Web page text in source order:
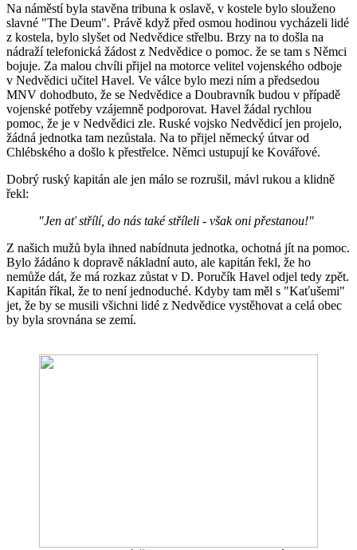
Na náměstí byla stavěna tribuna k oslavě, v kostele bylo slouženo
slavné "The Deum". Právě když před osmou hodinou vycházeli lidé
z kostela, bylo slyšet od Nedvědice střelbu. Brzy na to došla na
nádraží telefonická žádost z Nedvědice o pomoc. že se tam s Němci
bojuje. Za malou chvíli přijel na motorce velitel vojenského odboje
v Nedvědici učitel Havel. Ve válce bylo mezi ním a předsedou
MNV dohodbuto, že se Nedvědice a Doubravník budou v případě
vojenské potřeby vzájemně podporovat. Havel žádal rychlou
pomoc, že je v Nedvědici zle. Ruské vojsko Nedvědicí jen projelo,
žádná jednotka tam nezůstala. Na to přijel německý útvar od
Chlébského a došlo k přestřelce. Němci ustupují ke Kovářové.
Dobrý ruský kapitán ale jen málo se rozrušil, mávl rukou a klidně
řekl:
"Jen ať střílí, do nás také stříleli - však oni přestanou!"
Z našich mužů byla ihned nabídnuta jednotka, ochotná jít na pomoc.
Bylo žádáno k dopravě nákladní auto, ale kapitán řekl, že ho
nemůže dát, že má rozkaz zůstat v D. Poručík Havel odjel tedy zpět.
Kapitán říkal, že to není jednoduché. Kdyby tam měl s "Kaťušemi"
jet, že by se musili všichni lidé z Nedvědice vystěhovat a celá obec
by byla srovnána se zemí.